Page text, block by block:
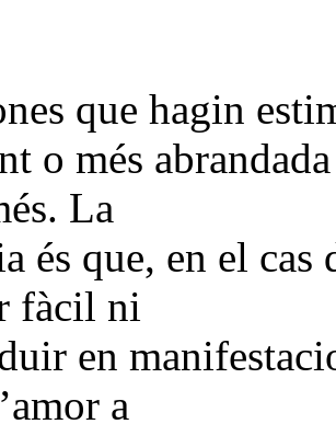
que hagin
o més
La
és que, en el cas
fàcil ni
en
a